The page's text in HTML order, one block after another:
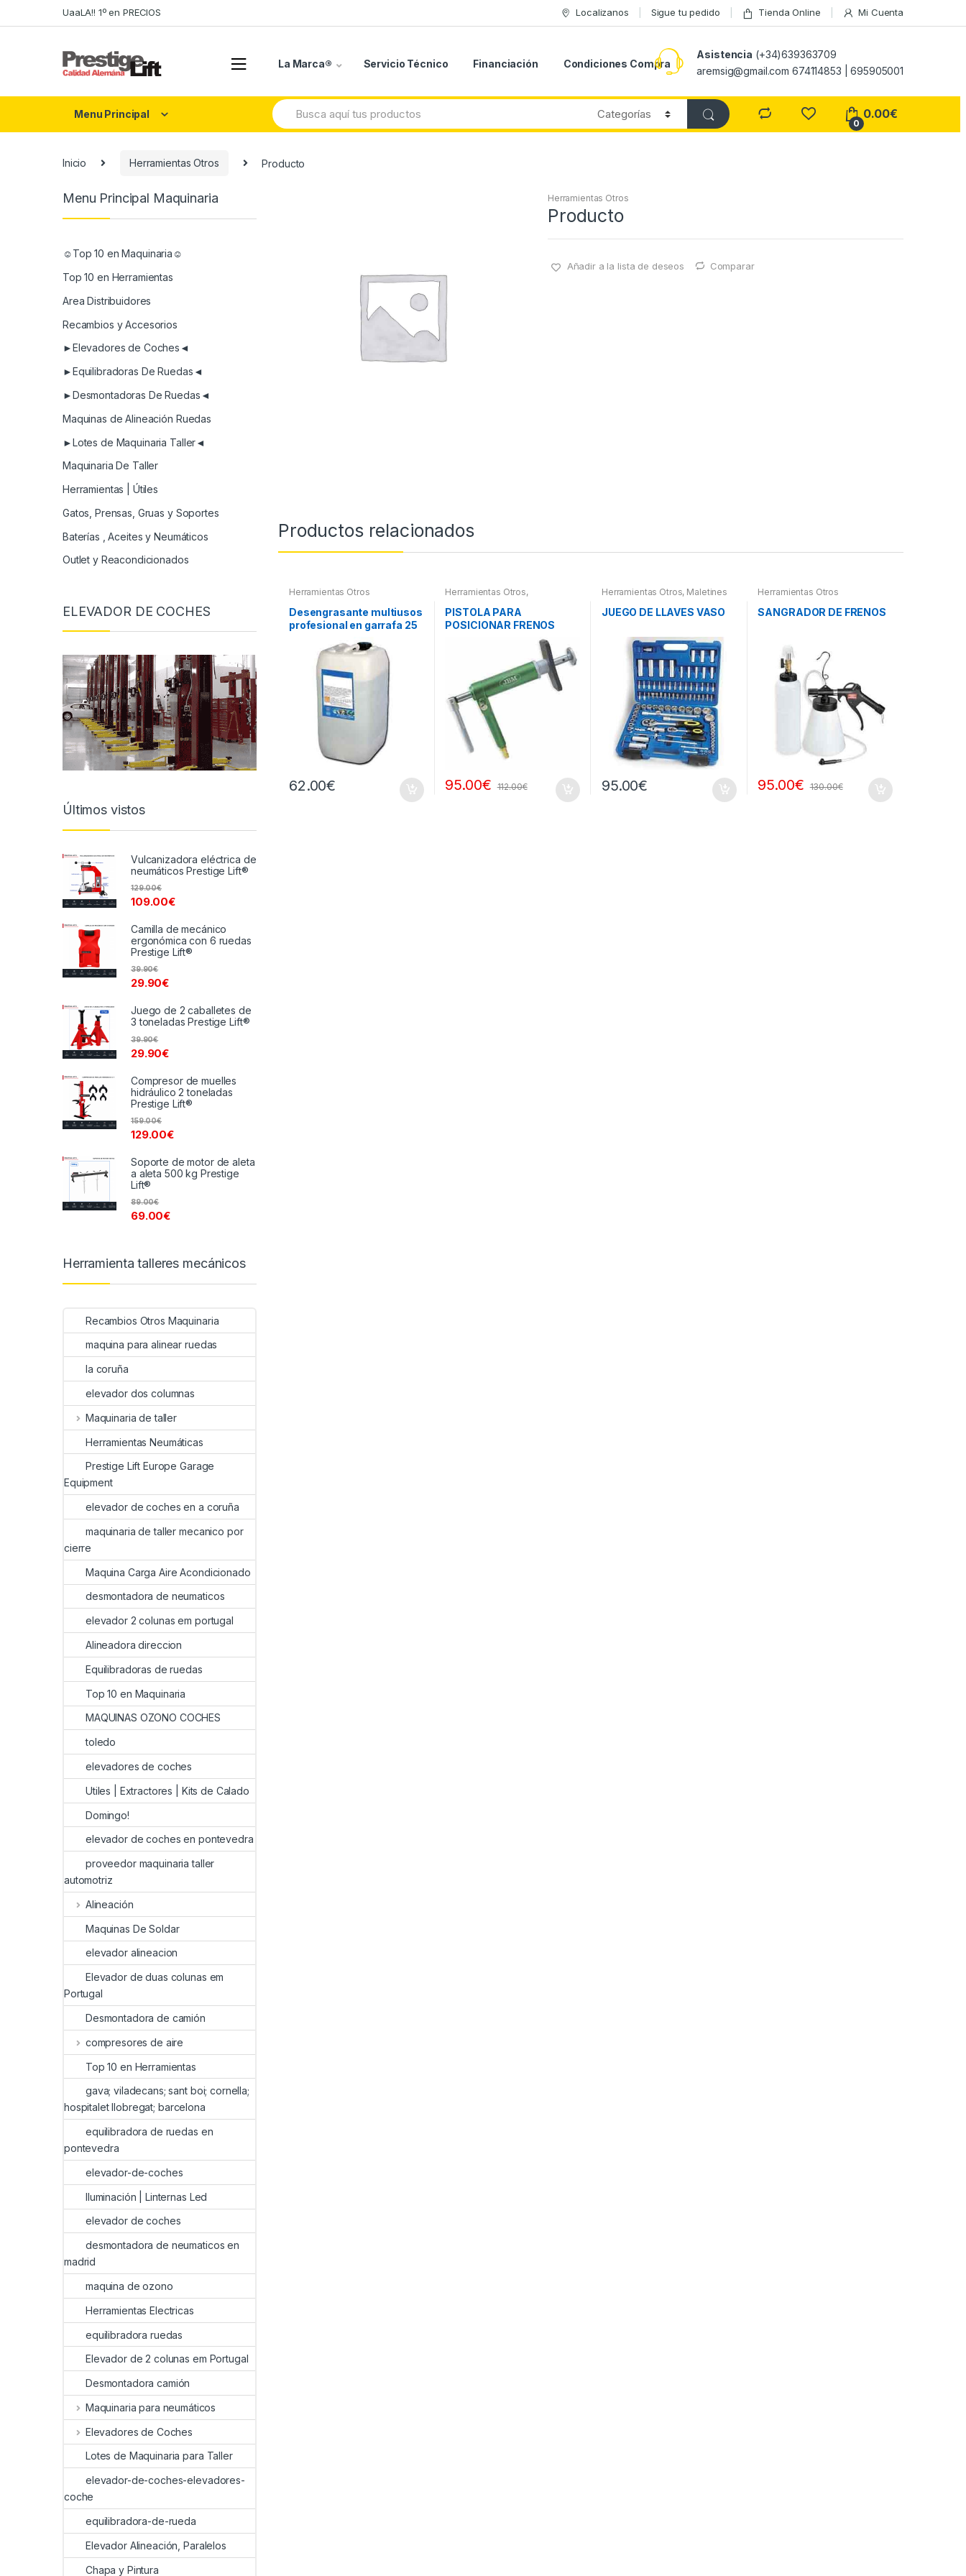
to
to
UaaLA!! 1º en PRECIOS Localizanos Sigue tu pedido Tienda Online Mi Cuenta
La Marca® Servicio Técnico Financiación Condiciones Compra
Asistencia (+34)639363709
aremsig@gmail.com 674114853 | 695905001
Menu Principal
Search
for:
0
0.00€
Inicio Herramientas Otros Producto
Herramientas Otros
Producto
Añadir a la lista de deseos Comparar
Productos relacionados
Herramientas Otros
Desengrasante multiusos
profesional en garrafa 25
62.00€
Herramientas Otros,
Refrigeración
PISTOLA PARA
POSICIONAR FRENOS
95.00€ 112.00€
Herramientas Otros, Maletines
Compresímetros, otros
JUEGO DE LLAVES VASO
95.00€
Herramientas Otros
SANGRADOR DE FRENOS
95.00€ 130.00€
Menu Principal Maquinaria
☺Top 10 en Maquinaria☺
Top 10 en Herramientas
Area Distribuidores
Recambios y Accesorios
►Elevadores de Coches◄
►Equilibradoras De Ruedas◄
►Desmontadoras De Ruedas◄
Maquinas de Alineación Ruedas
►Lotes de Maquinaria Taller◄
Maquinaria De Taller
Herramientas | Útiles
Gatos, Prensas, Gruas y Soportes
Baterías , Aceites y Neumáticos
Outlet y Reacondicionados
ELEVADOR DE COCHES
Últimos vistos
Vulcanizadora eléctrica de
neumáticos Prestige Lift®
109.00€
129.00€
Camilla de mecánico
ergonómica con 6 ruedas
Prestige Lift®
29.90€
39.90€
Juego de 2 caballetes de
3 toneladas Prestige Lift®
29.90€
39.90€
Compresor de muelles
hidráulico 2 toneladas
Prestige Lift®
129.00€
159.00€
Soporte de motor de aleta
a aleta 500 kg Prestige
Lift®
69.00€
89.00€
Herramienta talleres mecánicos
Recambios Otros Maquinaria
maquina para alinear ruedas
la coruña
elevador dos columnas
Maquinaria de taller
Herramientas Neumáticas
Prestige Lift Europe Garage
Equipment
elevador de coches en a coruña
maquinaria de taller mecanico por
cierre
Maquina Carga Aire Acondicionado
desmontadora de neumaticos
elevador 2 colunas em portugal
Alineadora direccion
Equilibradoras de ruedas
Top 10 en Maquinaria
MAQUINAS OZONO COCHES
toledo
elevadores de coches
Utiles | Extractores | Kits de Calado
Domingo!
elevador de coches en pontevedra
proveedor maquinaria taller
automotriz
Alineación
Maquinas De Soldar
elevador alineacion
Elevador de duas colunas em
Portugal
Desmontadora de camión
compresores de aire
Top 10 en Herramientas
gava; viladecans; sant boi; cornella;
hospitalet llobregat; barcelona
equilibradora de ruedas en
pontevedra
elevador-de-coches
Iluminación | Linternas Led
elevador de coches
desmontadora de neumaticos en
madrid
maquina de ozono
Herramientas Electricas
equilibradora ruedas
Elevador de 2 colunas em Portugal
Desmontadora camión
Maquinaria para neumáticos
Elevadores de Coches
Lotes de Maquinaria para Taller
elevador-de-coches-elevadores-
coche
equilibradora-de-rueda
Elevador Alineación, Paralelos
Chapa y Pintura